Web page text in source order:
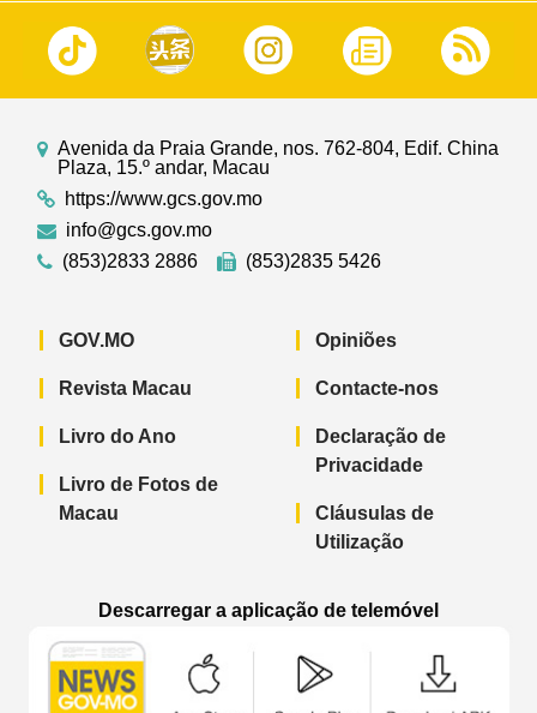
Avenida da Praia Grande, nos. 762-804, Edif. China
Plaza, 15.º andar, Macau
https://www.gcs.gov.mo
info@gcs.gov.mo
(853)2833 2886
(853)2835 5426
GOV.MO
Revista Macau
Livro do Ano
Livro de Fotos de
Macau
Opiniões
Contacte-nos
Declaração de
Privacidade
Cláusulas de
Utilização
Descarregar a aplicação de telemóvel